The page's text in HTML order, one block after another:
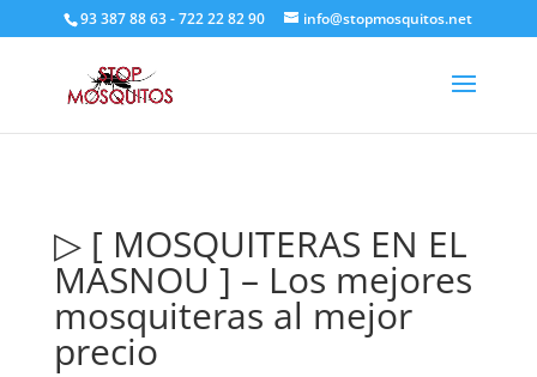
93 387 88 63 - 722 22 82 90 info@stopmosquitos.net
▷ [ MOSQUITERAS EN EL
MASNOU ] – Los mejores
mosquiteras al mejor
precio